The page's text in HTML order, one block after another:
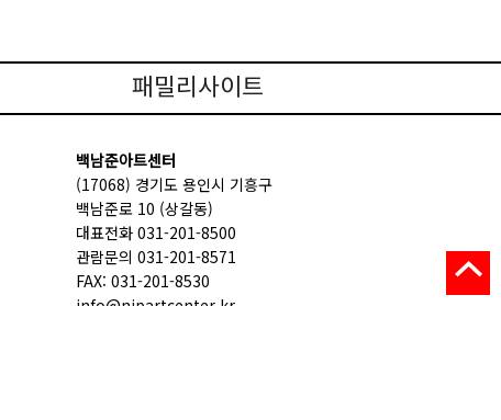
패밀리사이트
백남준아트센터
(17068) 경기도 용인시 기흥구
백남준로 10 (상갈동)
대표전화 031-201-8500
관람문의 031-201-8571
FAX: 031-201-8530
info@njpartcenter.kr